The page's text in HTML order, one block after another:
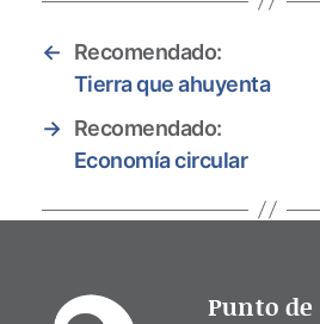
←
Recomendado:
Tierra que ahuyenta
→ Recomendado:
Economía circular
Punto